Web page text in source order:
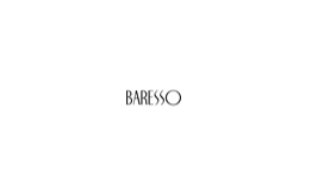
Kontakt